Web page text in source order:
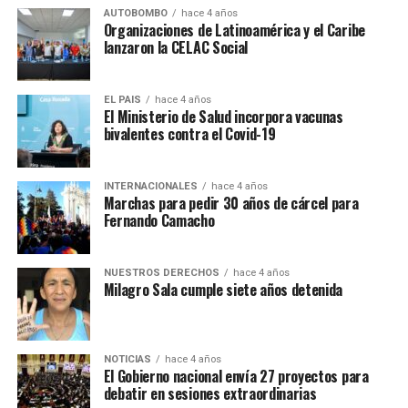
Defendamos la Educación
Secundaria
pic.twitter.com/kBF3BXoEkU
— Amsafe Rosario (@RosarioAmsafe)November 22, 2022
AUTOBOMBO hace 4 años
Organizaciones de Latinoamérica y el Caribe
lanzaron la CELAC Social
EL PAIS hace 4 años
El Ministerio de Salud incorpora vacunas
bivalentes contra el Covid-19
INTERNACIONALES hace 4 años
Marchas para pedir 30 años de cárcel para
Fernando Camacho
NUESTROS DERECHOS hace 4 años
Milagro Sala cumple siete años detenida
NOTICIAS hace 4 años
El Gobierno nacional envía 27 proyectos para
debatir en sesiones extraordinarias